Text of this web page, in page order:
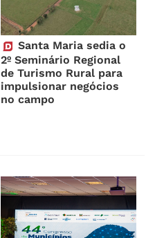
Santa Maria sedia o
2º Seminário Regional
de Turismo Rural para
impulsionar negócios
no campo